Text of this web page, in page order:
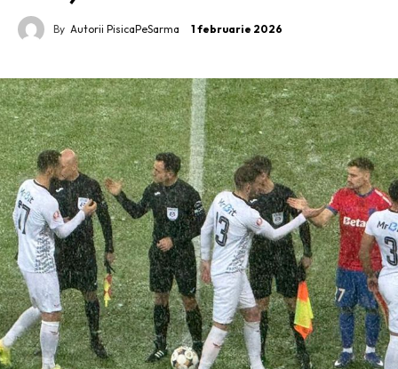
By Autorii PisicaPeSarma 1 februarie 2026